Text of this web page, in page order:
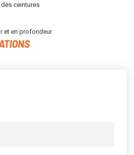
ceintures
et en profondeur